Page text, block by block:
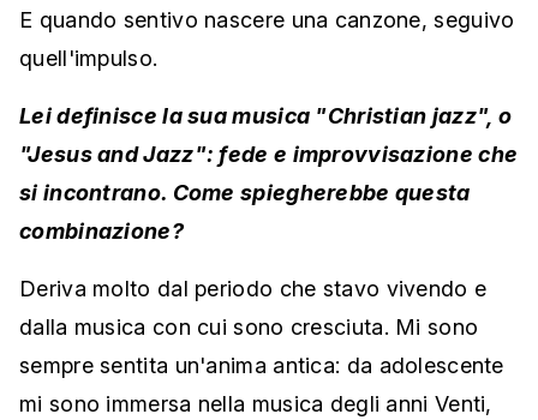
E quando sentivo nascere una canzone, seguivo
quell'impulso.
Lei definisce la sua musica "Christian jazz", o
"Jesus and Jazz": fede e improvvisazione che
si incontrano. Come spiegherebbe questa
combinazione?
Deriva molto dal periodo che stavo vivendo e
dalla musica con cui sono cresciuta. Mi sono
sempre sentita un'anima antica: da adolescente
mi sono immersa nella musica degli anni Venti,